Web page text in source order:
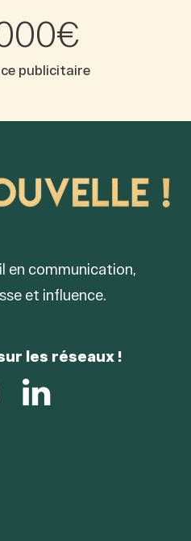
€
publicitaire
en communication,
et influence.
les réseaux !